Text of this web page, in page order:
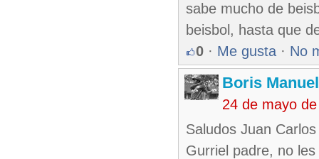
sabe mucho de
beisbol, hasta que
0 · Me gusta · No
Boris
24 de mayo
Saludos Juan
Gurriel padre, no